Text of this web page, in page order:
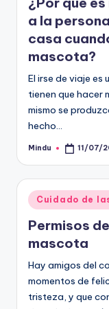
a la
casa
mascota?
El irse de viaje
tienen que hacer
mismo se
hecho…
Publicado
Mindu 11/07/
Publicado
en
Cuidado de
Permisos
mascota
Hay amigos del
momentos de
tristeza, y que